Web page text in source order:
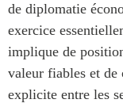
de diplomatie
exercice
implique de
valeur fiables et de
explicite entre les